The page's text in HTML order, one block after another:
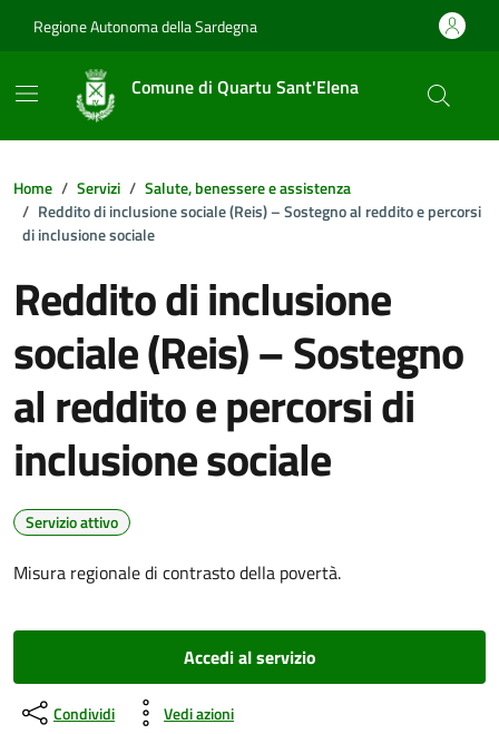
Regione Autonoma della Sardegna
Comune di Quartu Sant'Elena
Home Servizi
Salute, benessere e assistenza
Reddito di inclusione sociale (Reis) – Sostegno al reddito e percorsi
di inclusione sociale
Reddito di inclusione
sociale (Reis) – Sostegno
al reddito e percorsi di
inclusione sociale
Servizio attivo
Misura regionale di contrasto della povertà.
Accedi al servizio
Condividi Vedi azioni